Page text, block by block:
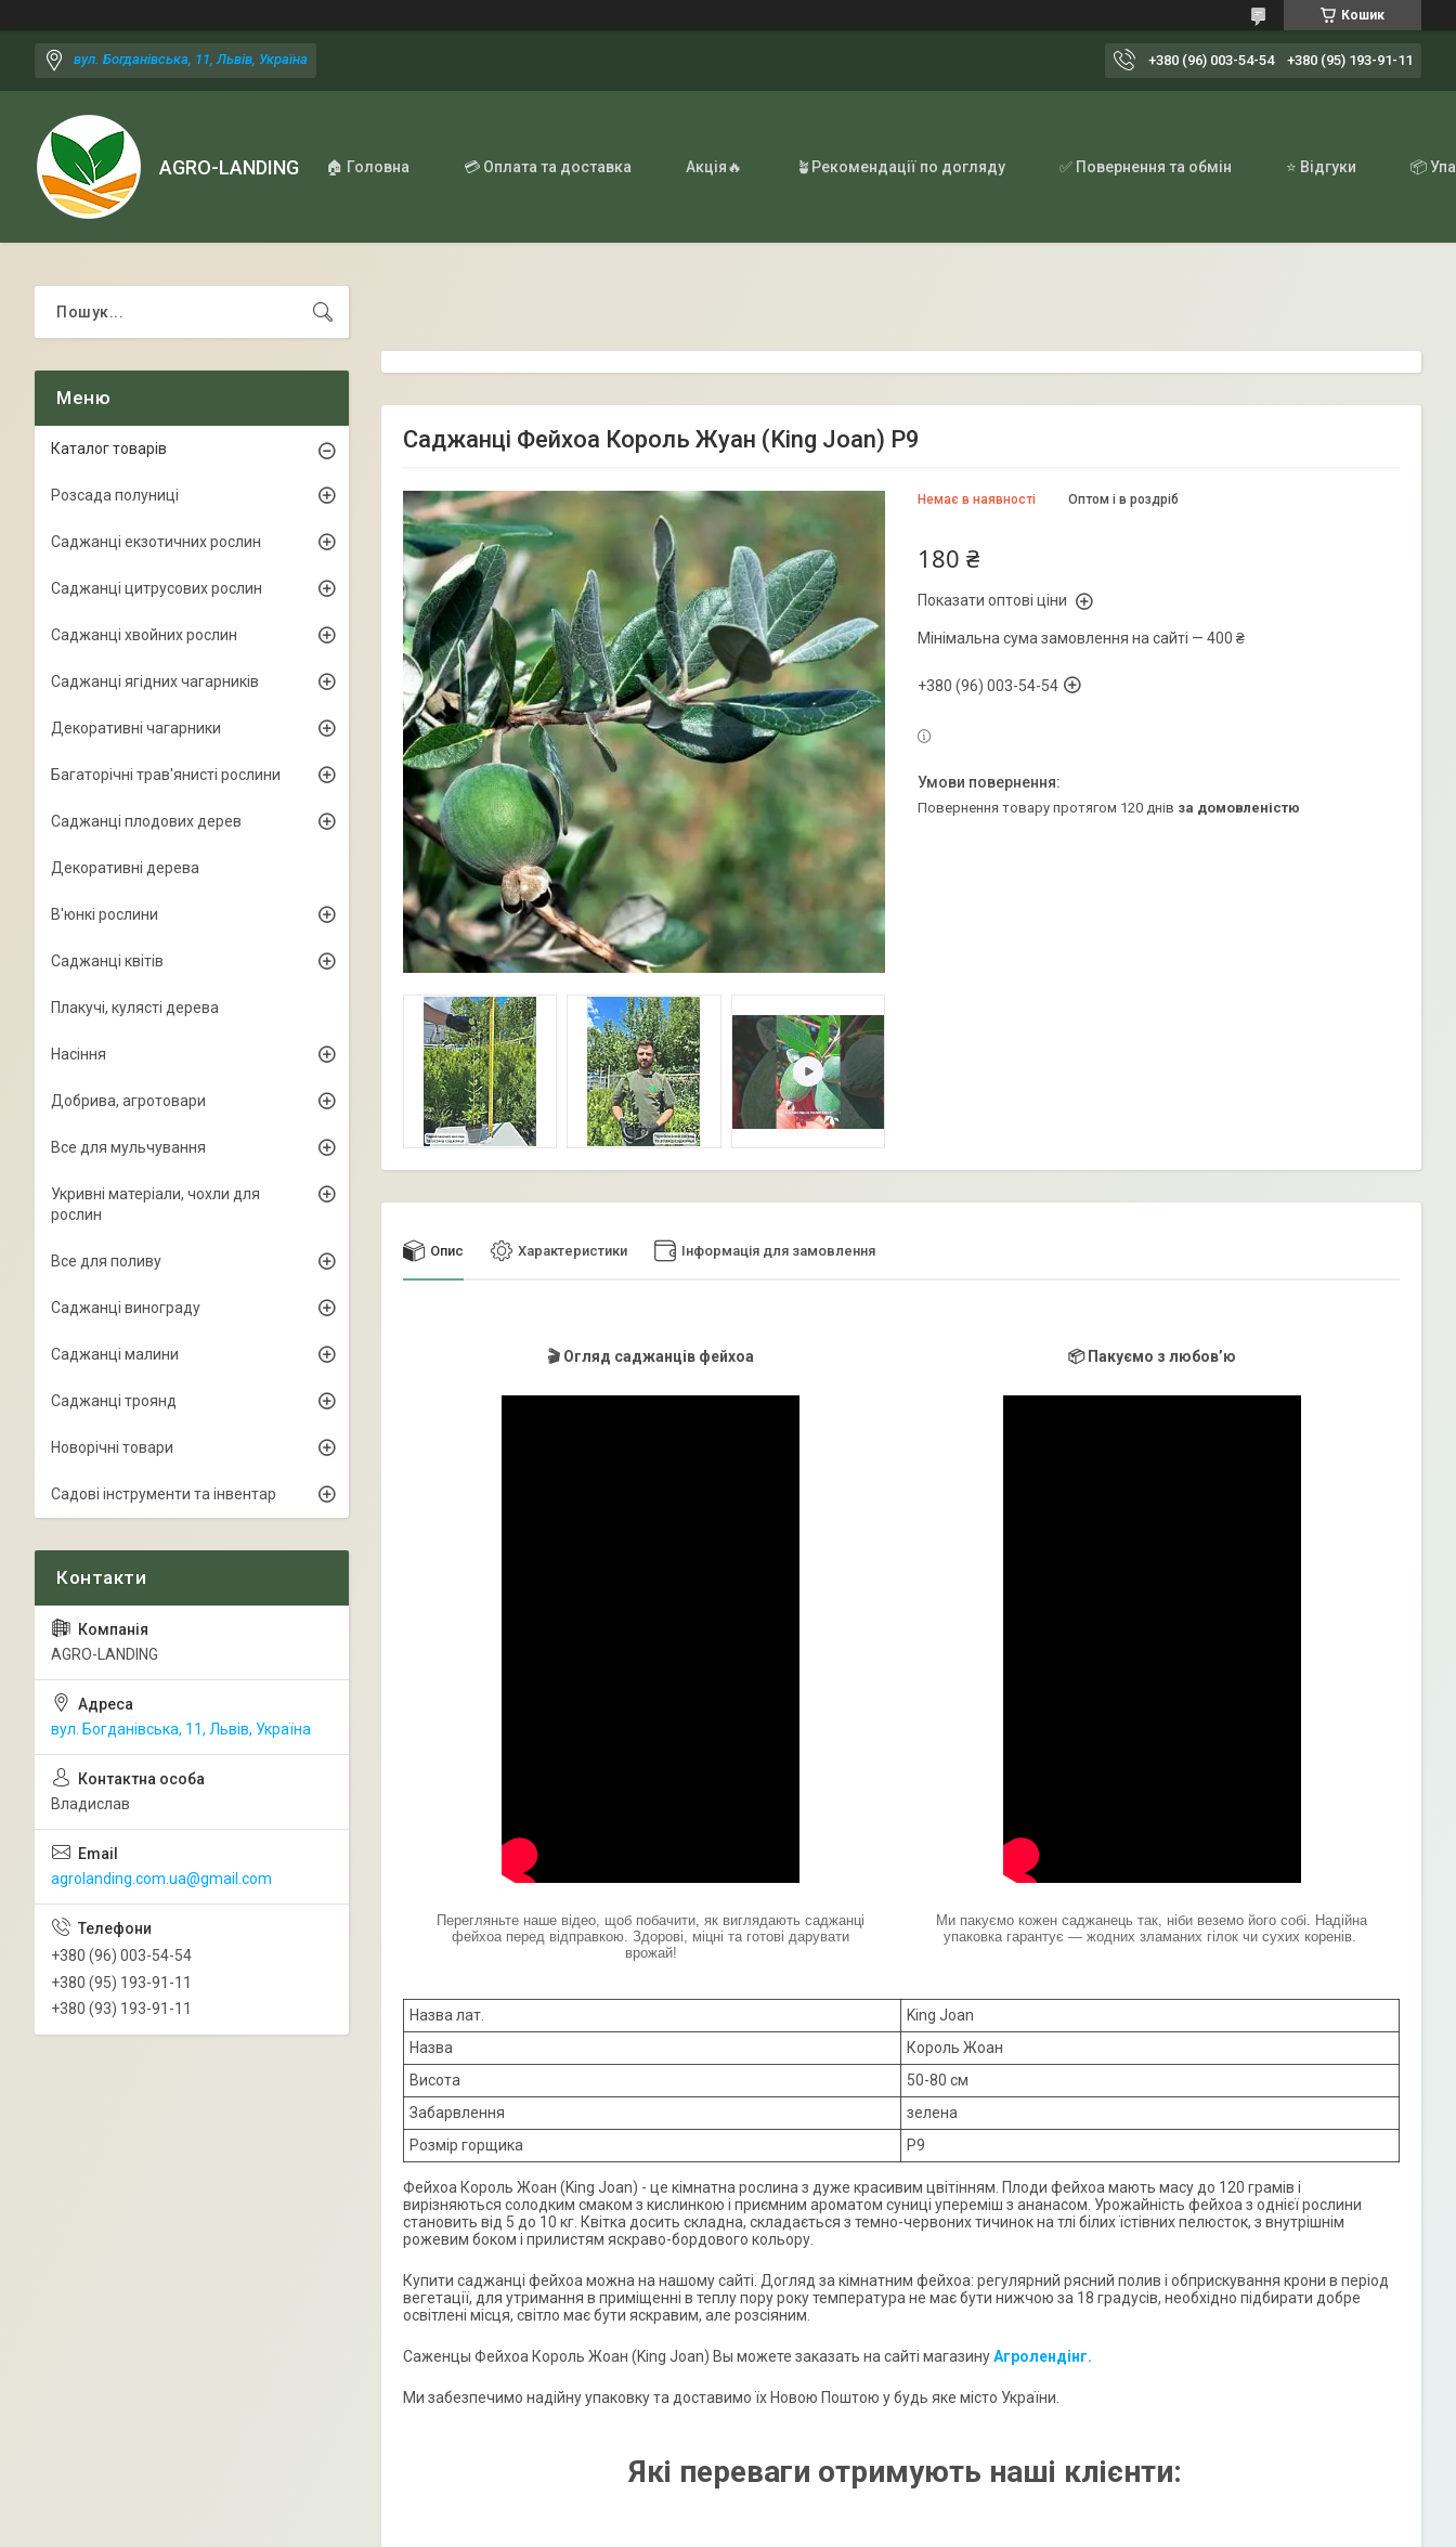
Кошик
вул. Богданівська, 11, Львів, Україна +380 (96) 003-54-54 +380 (95) 193-91-11
AGRO-LANDING 🏠 Головна 💳 Оплата та доставка Акція🔥 🪴Рекомендації по догляду ✅ Повернення та обмін ⭐ Відгуки 📦
Саджанці Фейхоа Король Жуан (King Joan) Р9
Немає в наявності Оптом і в роздріб
180 ₴
Показати оптові ціни
Мінімальна сума замовлення на сайті — 400 ₴
+380 (96) 003-54-54
повернення товару протягом 120 днів за домовленістю
Опис Характеристики Інформація для замовлення
🎬 Огляд саджанців фейхоа
Перегляньте наше відео, щоб побачити, як виглядають саджанці
фейхоа перед відправкою. Здорові, міцні та готові дарувати
врожай!
📦 Пакуємо з любов’ю
Ми пакуємо кожен саджанець так, ніби веземо його собі. Надійна
упаковка гарантує — жодних зламаних гілок чи сухих коренів.
Назва лат.
King Joan
Назва
Король Жоан
Висота
50-80 см
Забарвлення
зелена
Розмір горщика
Р9
Фейхоа Король Жоан (King Joan) - це кімнатна рослина з дуже красивим цвітінням. Плоди фейхоа мають масу до 120 грамів і
вирізняються солодким смаком з кислинкою і приємним ароматом суниці упереміш з ананасом. Урожайність фейхоа з однієї рослини
становить від 5 до 10 кг. Квітка досить складна, складається з темно-червоних тичинок на тлі білих їстівних пелюсток, з внутрішнім
рожевим боком і прилистям яскраво-бордового кольору.
Купити саджанці фейхоа можна на нашому сайті. Догляд за кімнатним фейхоа: регулярний рясний полив і обприскування крони в період
вегетації, для утримання в приміщенні в теплу пору року температура не має бути нижчою за 18 градусів, необхідно підбирати добре
освітлені місця, світло має бути яскравим, але розсіяним.
Саженцы Фейхоа Король Жоан (King Joan) Вы можете заказать на сайті магазинуАгролендінг.
Ми забезпечимо надійну упаковку та доставимо їх Новою Поштою у будь яке місто України.
Які переваги отримують наші клієнти:
Каталог товарів
Розсада полуниці
Саджанці екзотичних рослин
Саджанці цитрусових рослин
Саджанці хвойних рослин
Саджанці ягідних чагарників
Декоративні чагарники
Багаторічні трав'янисті рослини
Саджанці плодових дерев
Декоративні дерева
В'юнкі рослини
Саджанці квітів
Плакучі, кулясті дерева
Насіння
Добрива, агротовари
Все для мульчування
Укривні матеріали, чохли для
рослин
Все для поливу
Саджанці винограду
Саджанці малини
Саджанці троянд
Новорічні товари
Садові інструменти та інвентар
AGRO-LANDING
вул. Богданівська, 11, Львів, Україна
Владислав
agrolanding.com.ua@gmail.com
+380 (96) 003-54-54
+380 (95) 193-91-11
+380 (93) 193-91-11